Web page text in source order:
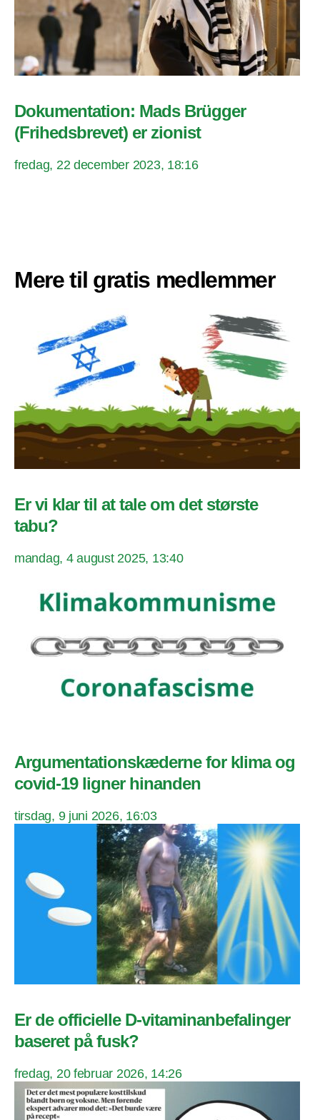
Dokumentation: Mads Brügger
(Frihedsbrevet) er zionist
fredag, 22 december 2023, 18:16
Mere til gratis medlemmer
Er vi klar til at tale om det største
tabu?
mandag, 4 august 2025, 13:40
Argumentationskæderne for klima og
covid-19 ligner hinanden
tirsdag, 9 juni 2026, 16:03
Er de officielle D-vitaminanbefalinger
baseret på fusk?
fredag, 20 februar 2026, 14:26